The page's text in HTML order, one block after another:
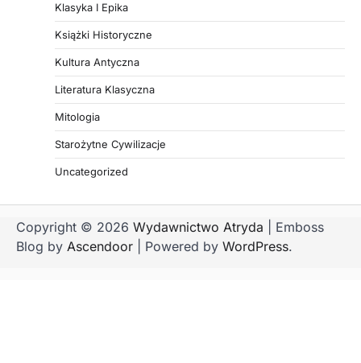
Klasyka I Epika
Książki Historyczne
Kultura Antyczna
Literatura Klasyczna
Mitologia
Starożytne Cywilizacje
Uncategorized
Copyright © 2026 Wydawnictwo Atryda | Emboss
Blog by Ascendoor | Powered by WordPress.